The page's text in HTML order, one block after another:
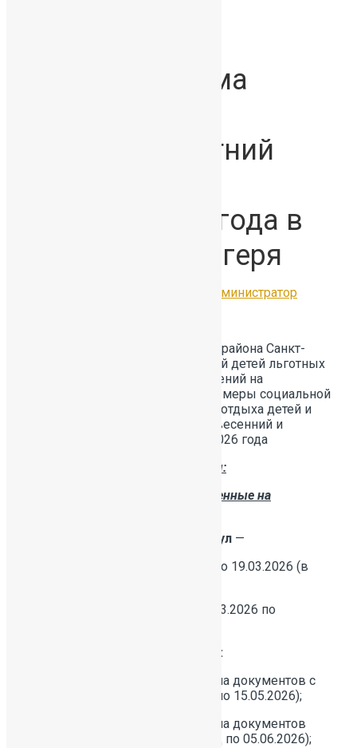
О сроках приема
весенний и летний
периоды 2026 года в
загородные лагеря
Администратор
администрация Красносельского района Санкт-
Петербурга уведомляет родителей детей льготных
категорий о сроках приема заявлений на
предоставление дополнительной меры социальной
поддержки в сфере организации отдыха детей и
молодежи и их оздоровления в весенний и
летний каникулярные периоды 2026 года
Прием заявлений осуществляется:
В организации отдыха, расположенные на
весенних каникул —
подача документов с 02.02.2026 по 19.03.2026 (в
Период проведения смены с 28.03.2026 по
Смены в период летних каникул:
1 оздоровительная смена — подача документов с
02.02.2026 по 28.05.2026 (в МФЦ по 15.05.2026);
2 оздоровительная смена — подача документов
с 02.02.2026 по 18.06.2026 (в МФЦ по 05.06.2026);